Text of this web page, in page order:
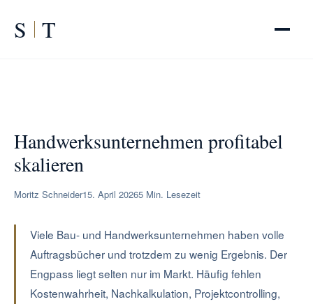
S T
Handwerksunternehmen profitabel
skalieren
Moritz Schneider15. April 20265 Min. Lesezeit
Viele Bau- und Handwerksunternehmen haben volle
Auftragsbücher und trotzdem zu wenig Ergebnis. Der
Engpass liegt selten nur im Markt. Häufig fehlen
Kostenwahrheit, Nachkalkulation, Projektcontrolling,